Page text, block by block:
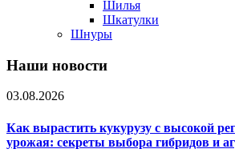
Шилья
Шкатулки
Шнуры
Наши новости
03.08.2026
Как вырастить кукурузу с высокой
урожая: секреты выбора гибридов и